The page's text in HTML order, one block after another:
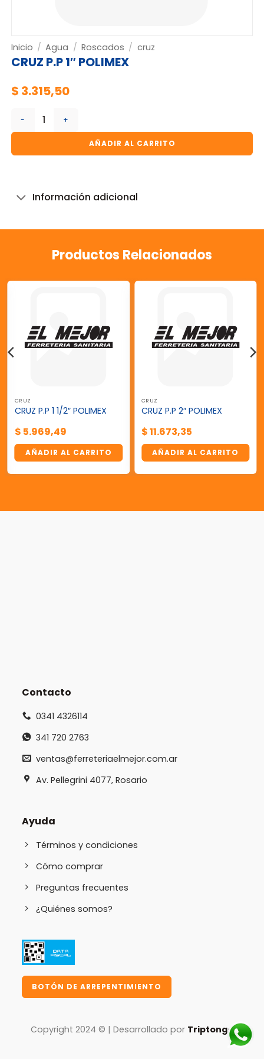
Inicio / Agua / Roscados / cruz
CRUZ P.P 1″ POLIMEX
$ 3.315,50
CRUZ P.P 1" POLIMEX cantidad
AÑADIR AL CARRITO
Información adicional
Productos Relacionados
CRUZ
CRUZ P.P 1 1/2″ POLIMEX
$ 5.969,49
AÑADIR AL CARRITO
CRUZ
CRUZ P.P 2″ POLIMEX
$11.673,35
AÑADIR AL CARRITO
Contacto
0341 4326114
341 720 2763
ventas@ferreteriaelmejor.com.ar
Av. Pellegrini 4077, Rosario
Ayuda
Términos y condiciones
Cómo comprar
Preguntas frecuentes
¿Quiénes somos?
BOTÓN DE ARREPENTIMIENTO
Copyright 2024 © | Desarrollado por Triptongo